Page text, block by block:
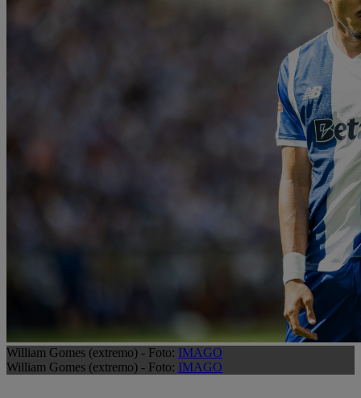
William Gomes (extremo) - Foto: IMAGO
William Gomes (extremo) - Foto: IMAGO